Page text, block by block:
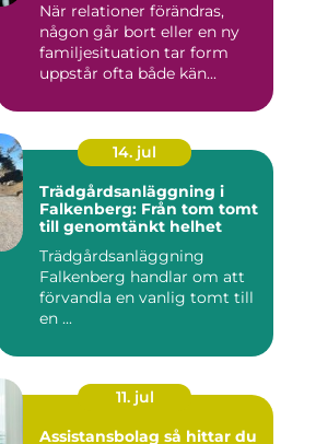
När relationer förändras,
någon går bort eller en ny
familjesituation tar form
uppstår ofta både kän...
14. jul
Trädgårdsanläggning i
Falkenberg: Från tom tomt
till genomtänkt helhet
Trädgårdsanläggning
Falkenberg handlar om att
förvandla en vanlig tomt till
en ...
11. jul
Assistansbolag så hittar du